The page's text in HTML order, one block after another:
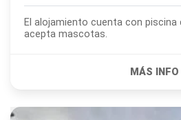
El alojamiento cuenta con piscina cubierta, Wi-Fi gratis y
acepta mascotas.